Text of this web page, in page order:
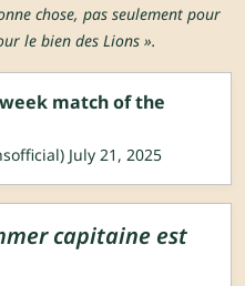
chose, pas seulement pour
le bien des Lions ».
match of the
July 21, 2025
capitaine est